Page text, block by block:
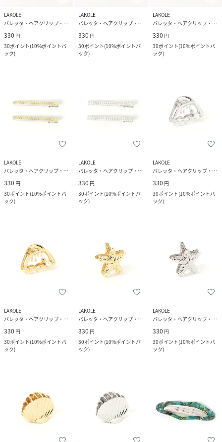
LAKOLE
バレッタ・ヘアクリップ・ヘアピン
330 円
30ポイント(10%ポイントバ
ック)
LAKOLE
バレッタ・ヘアクリップ・ヘアピン
330 円
30ポイント(10%ポイントバ
ック)
LAKOLE
バレッタ・ヘアクリップ・ヘアピン
330 円
30ポイント(10%ポイントバ
ック)
LAKOLE
バレッタ・ヘアクリップ・ヘアピン
330 円
30ポイント(10%ポイントバ
ック)
LAKOLE
バレッタ・ヘアクリップ・ヘアピン
330 円
30ポイント(10%ポイントバ
ック)
LAKOLE
バレッタ・ヘアクリップ・ヘアピン
330 円
30ポイント(10%ポイントバ
ック)
LAKOLE
バレッタ・ヘアクリップ・ヘアピン
330 円
30ポイント(10%ポイントバ
ック)
LAKOLE
バレッタ・ヘアクリップ・ヘアピン
330 円
30ポイント(10%ポイントバ
ック)
LAKOLE
バレッタ・ヘアクリップ・ヘアピン
330 円
30ポイント(10%ポイントバ
ック)